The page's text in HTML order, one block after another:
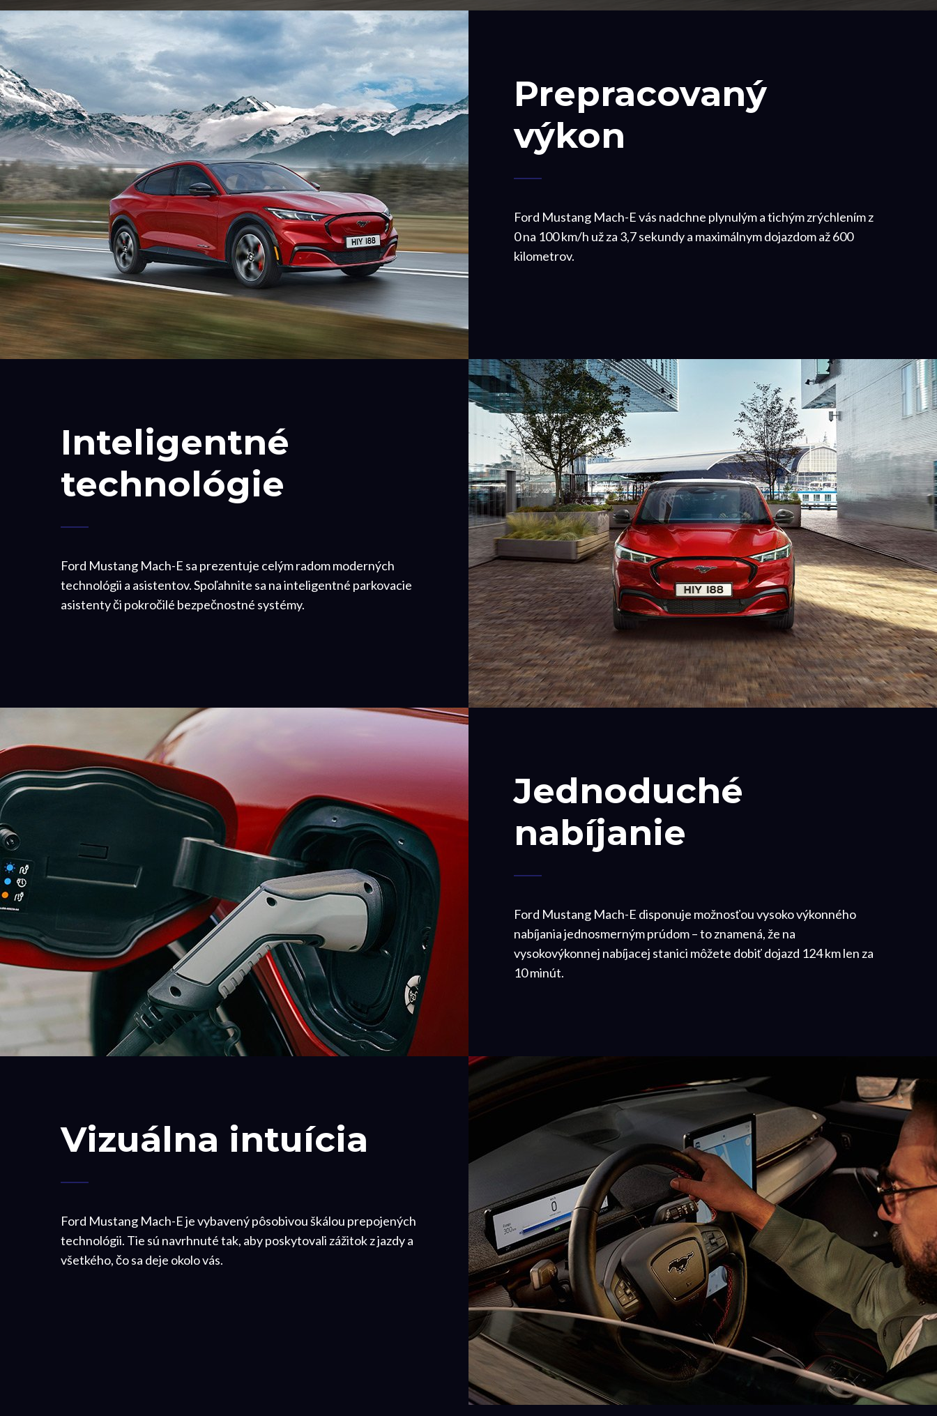
Prepracovaný
výkon
Ford Mustang Mach-E vás nadchne plynulým a tichým zrýchlením z
0 na 100 km/h už za 3,7 sekundy a maximálnym dojazdom až 600
kilometrov.
Inteligentné
technológie
Ford Mustang Mach-E sa prezentuje celým radom moderných
technológii a asistentov. Spoľahnite sa na inteligentné parkovacie
asistenty či pokročilé bezpečnostné systémy.
Jednoduché
nabíjanie
Ford Mustang Mach-E disponuje možnosťou vysoko výkonného
nabíjania jednosmerným prúdom – to znamená, že na
vysokovýkonnej nabíjacej stanici môžete dobiť dojazd 124 km len za
10 minút.
Vizuálna intuícia
Ford Mustang Mach-E je vybavený pôsobivou škálou prepojených
technológii. Tie sú navrhnuté tak, aby poskytovali zážitok z jazdy a
všetkého, čo sa deje okolo vás.